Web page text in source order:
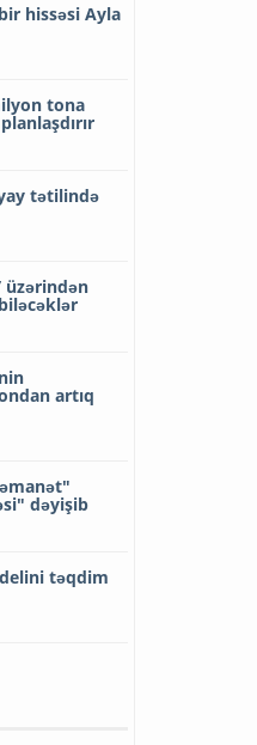
hissəsi Ayla
tona
tətilində
üzərindən
artıq
dəyişib
təqdim